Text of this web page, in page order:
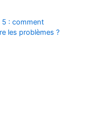
5 : comment
les problèmes ?